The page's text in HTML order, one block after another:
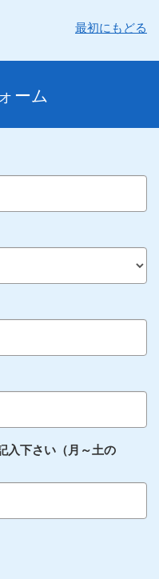
最初にもどる
ーム
入下さい（月～土の